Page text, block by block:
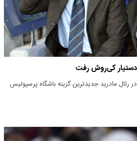
دستیار کی‌روش رفت
مادرید جدیدترین گزینه باشگاه پرسپولیس